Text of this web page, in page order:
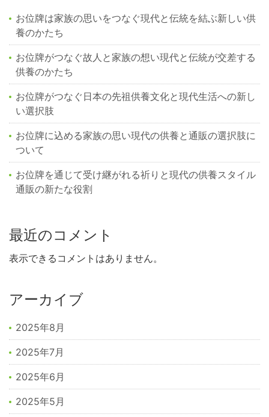
お位牌は家族の思いをつなぐ現代と伝統を結ぶ新しい供
養のかたち
お位牌がつなぐ故人と家族の想い現代と伝統が交差する
供養のかたち
お位牌がつなぐ日本の先祖供養文化と現代生活への新し
い選択肢
お位牌に込める家族の思い現代の供養と通販の選択肢に
ついて
お位牌を通じて受け継がれる祈りと現代の供養スタイル
通販の新たな役割
最近のコメント
表示できるコメントはありません。
アーカイブ
2025年8月
2025年7月
2025年6月
2025年5月